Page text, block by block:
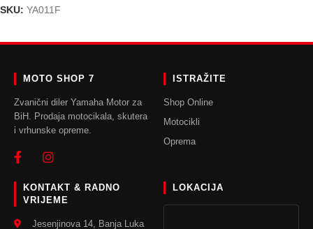
SKU: YA011F
MOTO SHOP 7
Zvanični diler Yamaha Motor za
BiH. Prodaja motocikala, skutera
i vrhunske opreme.
ISTRAŽITE
Shop Online
Motocikli
Oprema
KONTAKT & RADNO
VRIJEME
Jesenjinova 14, Banja Luka
LOKACIJA